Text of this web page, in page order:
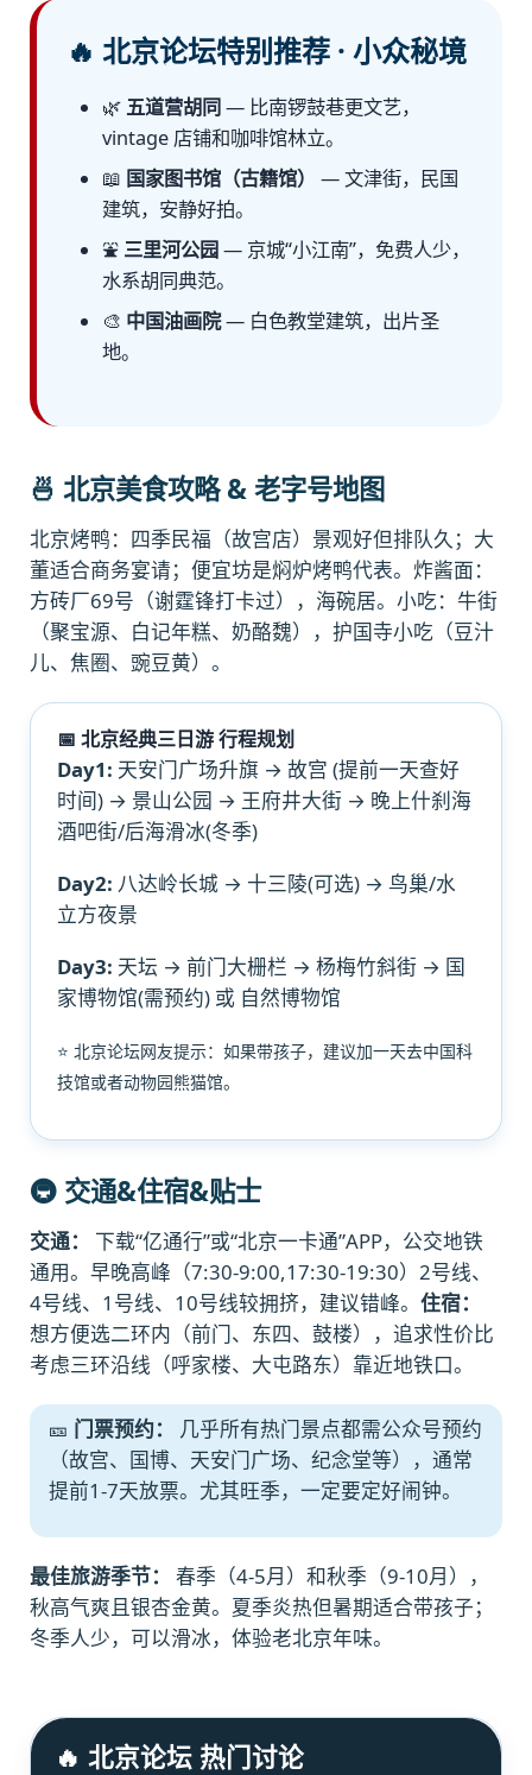
🔥 北京论坛特别推荐 · 小众秘境
🌿 五道营胡同— 比南锣鼓巷更文艺，
vintage 店铺和咖啡馆林立。
📖 国家图书馆（古籍馆）
— 文津街，民国
建筑，安静好拍。
⛲ 三里河公园— 京城“小江南”，免费人少，
水系胡同典范。
🎨 中国油画院— 白色教堂建筑，出片圣
地。
🍜 北京美食攻略 & 老字号地图
北京烤鸭：四季民福（故宫店）景观好但排队久；大
董适合商务宴请；便宜坊是焖炉烤鸭代表。炸酱面：
方砖厂69号（谢霆锋打卡过），海碗居。小吃：牛街
（聚宝源、白记年糕、奶酪魏），护国寺小吃（豆汁
儿、焦圈、豌豆黄）。
📅 北京经典三日游 行程规划
Day1: 天安门广场升旗 → 故宫 (提前一天查好
时间) → 景山公园 → 王府井大街 → 晚上什刹海
酒吧街/后海滑冰(冬季)
Day2: 八达岭长城 → 十三陵(可选) → 鸟巢/水
立方夜景
Day3: 天坛 → 前门大栅栏 → 杨梅竹斜街 → 国
家博物馆(需预约) 或 自然博物馆
⭐ 北京论坛网友提示：如果带孩子，建议加一天去中国科
技馆或者动物园熊猫馆。
🚇 交通&住宿&贴士
交通：
下载“亿通行”或“北京一卡通”APP，公交地铁
通用。早晚高峰（7:30-9:00,17:30-19:30）2号线、
4号线、1号线、10号线较拥挤，建议错峰。 住宿：
想方便选二环内（前门、东四、鼓楼），追求性价比
考虑三环沿线（呼家楼、大屯路东）靠近地铁口。
🎫 门票预约：
几乎所有热门景点都需公众号预约
（故宫、国博、天安门广场、纪念堂等），通常
提前1-7天放票。尤其旺季，一定要定好闹钟。
最佳旅游季节：
春季（4-5月）和秋季（9-10月），
秋高气爽且银杏金黄。夏季炎热但暑期适合带孩子；
冬季人少，可以滑冰，体验老北京年味。
🔥 北京论坛 热门讨论